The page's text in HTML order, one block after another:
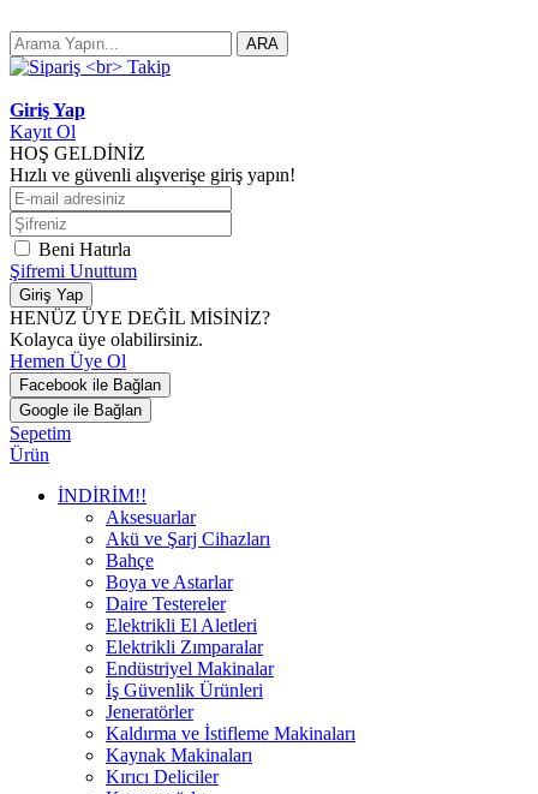
ARA
Giriş Yap
Kayıt Ol
HOŞ GELDİNİZ
Hızlı ve güvenli alışverişe giriş yapın!
Beni Hatırla
Şifremi Unuttum
Giriş Yap
HENÜZ ÜYE DEĞİL MİSİNİZ?
Kolayca üye olabilirsiniz.
Hemen Üye Ol
Facebook ile Bağlan
Google ile Bağlan
Sepetim
Ürün
İNDİRİM!!
Aksesuarlar
Akü ve Şarj Cihazları
Bahçe
Boya ve Astarlar
Daire Testereler
Elektrikli El Aletleri
Elektrikli Zımparalar
Endüstriyel Makinalar
İş Güvenlik Ürünleri
Jeneratörler
Kaldırma ve İstifleme Makinaları
Kaynak Makinaları
Kırıcı Deliciler